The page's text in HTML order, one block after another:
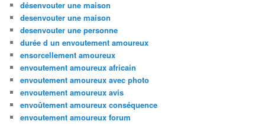
désenvouter une maison
desenvouter une maison
desenvouter une personne
durée d un envoutement amoureux
ensorcellement amoureux
envoutement amoureux africain
envoutement amoureux avec photo
envoutement amoureux avis
envoûtement amoureux conséquence
envoutement amoureux forum